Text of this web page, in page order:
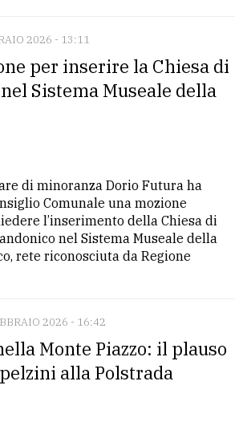
2026 - 13:11
per inserire la Chiesa di
Sistema Museale della
di minoranza Dorio Futura ha
Comunale una mozione
l’inserimento della Chiesa di
nel Sistema Museale della
rete riconosciuta da Regione
2026 - 16:42
Monte Piazzo: il plauso
alla Polstrada